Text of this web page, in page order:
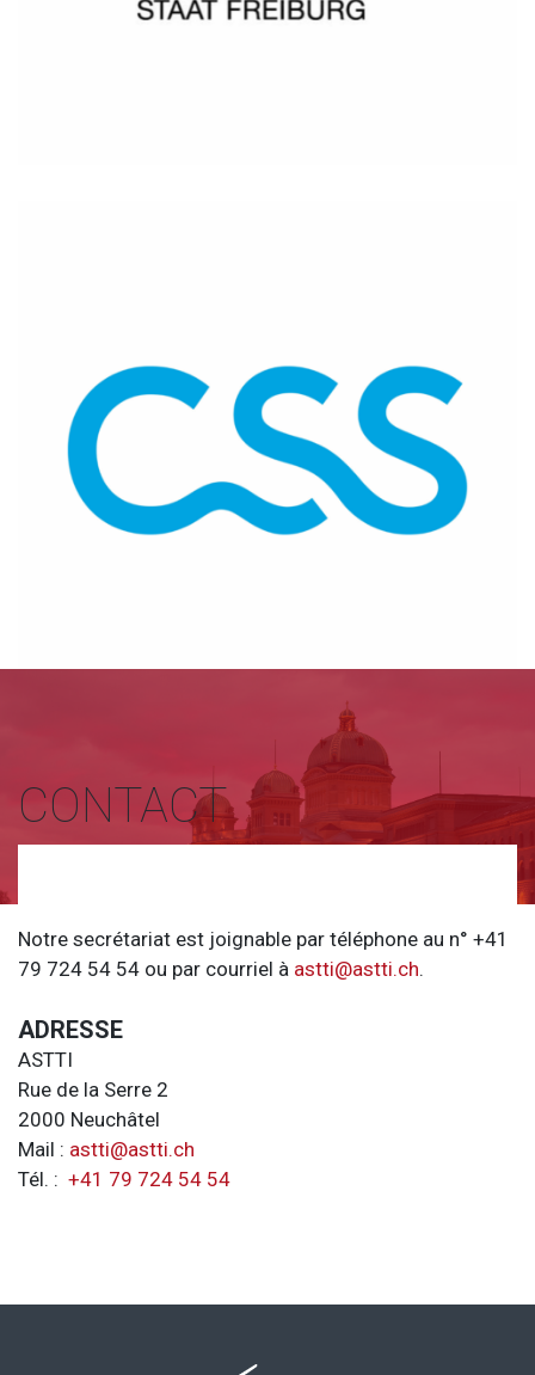
CONTACT
Notre secrétariat est joignable par téléphone au n° +41
79 724 54 54 ou par courriel à astti@astti.ch.
ADRESSE
ASTTI
Rue de la Serre 2
2000 Neuchâtel
Mail : astti@astti.ch
Tél. : +41 79 724 54 54